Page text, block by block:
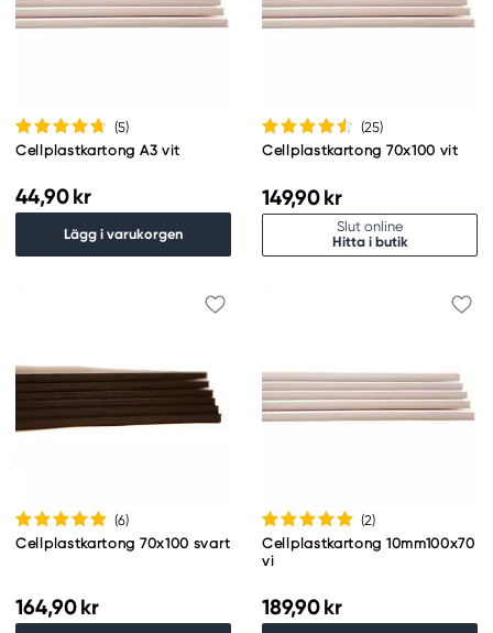
(5)
Cellplastkartong A3 vit
44,90 kr
Lägg i varukorgen
(25)
Cellplastkartong 70x100 vit
149,90 kr
Slut online
Hitta i butik
(6)
Cellplastkartong 70x100 svart
164,90 kr
(2)
Cellplastkartong 10mm100x70
vi
189,90 kr